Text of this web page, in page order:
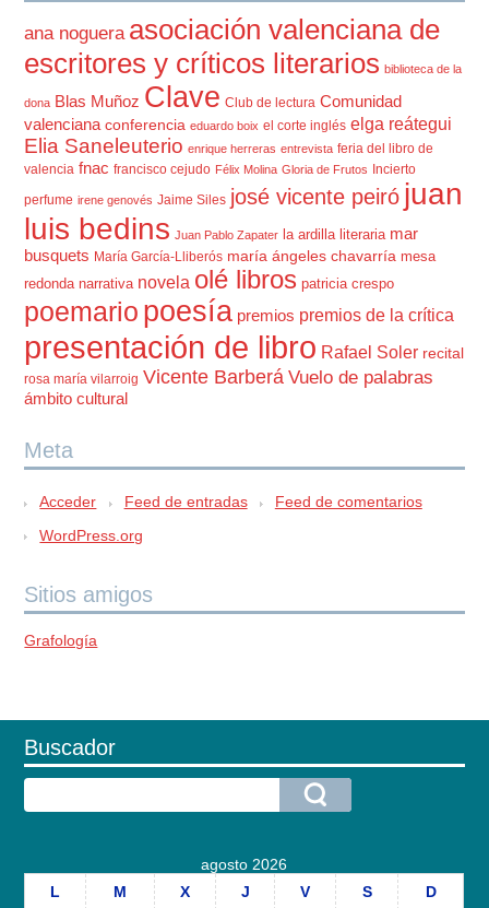
ana noguera asociación valenciana de
escritores y críticos literarios biblioteca de la
dona Blas Muñoz Clave Club de lectura Comunidad
valenciana conferencia eduardo boix el corte inglés elga reátegui
Elia Saneleuterio enrique herreras entrevista feria del libro de
valencia fnac francisco cejudo Félix Molina Gloria de Frutos
Incierto
perfume irene genovés Jaime Siles josé vicente peiró juan
luis bedins Juan Pablo Zapater la ardilla literaria mar
busquets María García-Lliberós maría ángeles chavarría mesa
redonda narrativa novela olé libros patricia crespo
poemario poesía premios premios de la crítica
presentación de libro Rafael Soler recital
rosa maría vilarroig Vicente Barberá Vuelo de palabras
ámbito cultural
Meta
Acceder Feed de entradas
Feed de comentarios
WordPress.org
Sitios amigos
Grafología
Buscador
agosto 2026
L
M X J V S D